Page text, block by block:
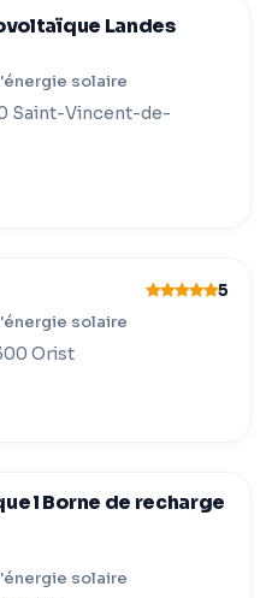
Landes
solaire
Saint-Vincent-de-
5
solaire
Orist
l Borne de recharge
solaire